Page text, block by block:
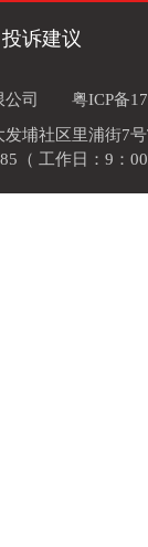
投诉建议
司
粤ICP备
埔社区里浦街7
（ 工作日：9：